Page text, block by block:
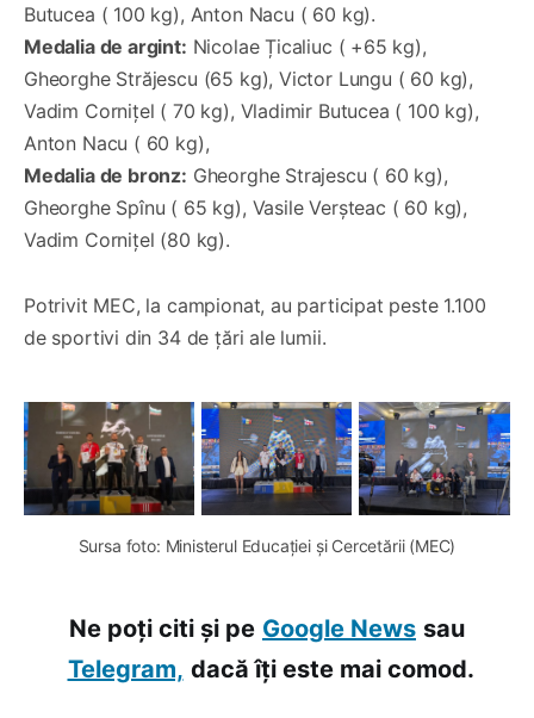
Butucea ( 100 kg), Anton Nacu ( 60 kg).
Medalia de argint: Nicolae Țicaliuc ( +65 kg),
Gheorghe Străjescu (65 kg), Victor Lungu ( 60 kg),
Vadim Cornițel ( 70 kg), Vladimir Butucea ( 100 kg),
Anton Nacu ( 60 kg),
Medalia de bronz: Gheorghe Strajescu ( 60 kg),
Gheorghe Spînu ( 65 kg), Vasile Verșteac ( 60 kg),
Vadim Cornițel (80 kg).
Potrivit MEC, la campionat, au participat peste 1.100
de sportivi din 34 de țări ale lumii.
Sursa foto: Ministerul Educației și Cercetării (MEC)
Ne poți citi și pe Google News sau
Telegram, dacă îți este mai comod.